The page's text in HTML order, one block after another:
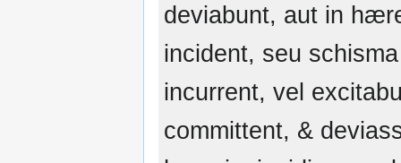
deviabunt, aut in
incident, seu schisma
incurrent, vel
committent, &